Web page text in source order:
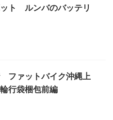
ト ルンバのバッテリ
ファットバイク沖縄上
行袋梱包前編